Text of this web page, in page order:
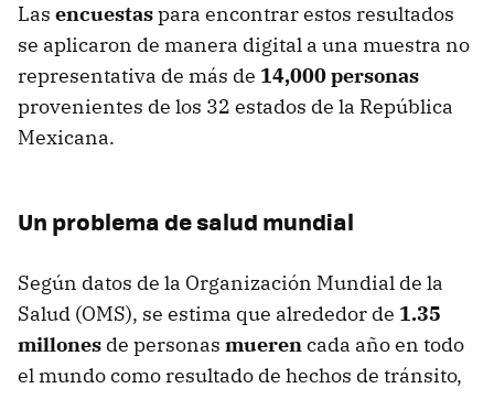
Las encuestaspara encontrar estos resultados
se aplicaron de manera digital a una muestra no
representativa de más de 14,000 personas
provenientes de los 32 estados de la República
Mexicana.
Un problema de salud mundial
Según datos de la Organización Mundial de la
Salud (OMS), se estima que alrededor de 1.35
millones de personas muerencada año en todo
el mundo como resultado de hechos de tránsito,